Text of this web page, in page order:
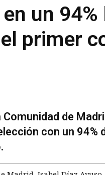
un
primer
de
con un 94%